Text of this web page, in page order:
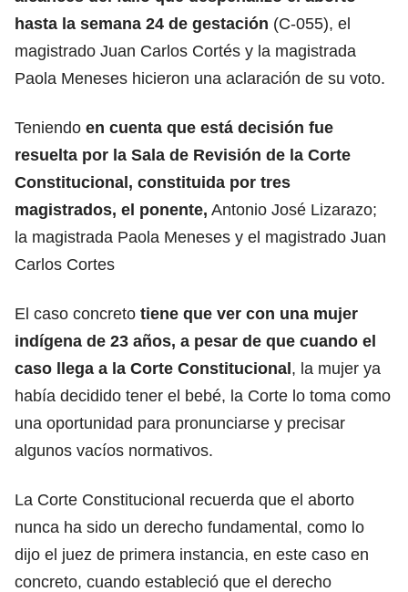
hasta la semana 24 de gestación (C-055), el
magistrado Juan Carlos Cortés y la magistrada
Paola Meneses hicieron una aclaración de su voto.
Teniendo en cuenta que está decisión fue
resuelta por la Sala de Revisión de la Corte
Constitucional, constituida por tres
magistrados, el ponente, Antonio José Lizarazo;
la magistrada Paola Meneses y el magistrado Juan
Carlos Cortes
El caso concreto tiene que ver con una mujer
indígena de 23 años, a pesar de que cuando el
caso llega a la Corte Constitucional, la mujer ya
había decidido tener el bebé, la Corte lo toma como
una oportunidad para pronunciarse y precisar
algunos vacíos normativos.
La Corte Constitucional recuerda que el aborto
nunca ha sido un derecho fundamental, como lo
dijo el juez de primera instancia, en este caso en
concreto, cuando estableció que el derecho